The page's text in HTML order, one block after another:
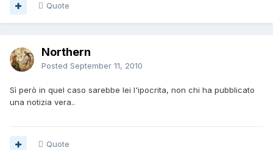
Quote
Northern
Posted September 11, 2010
Sì però in quel caso sarebbe lei l'ipocrita, non chi ha pubblicato
una notizia vera..
Quote